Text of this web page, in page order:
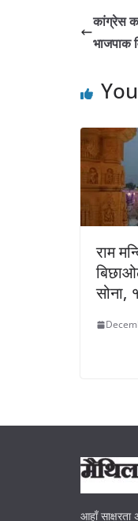
कांग्रेस
भाजपाक
राम
सोना,
आहाँ